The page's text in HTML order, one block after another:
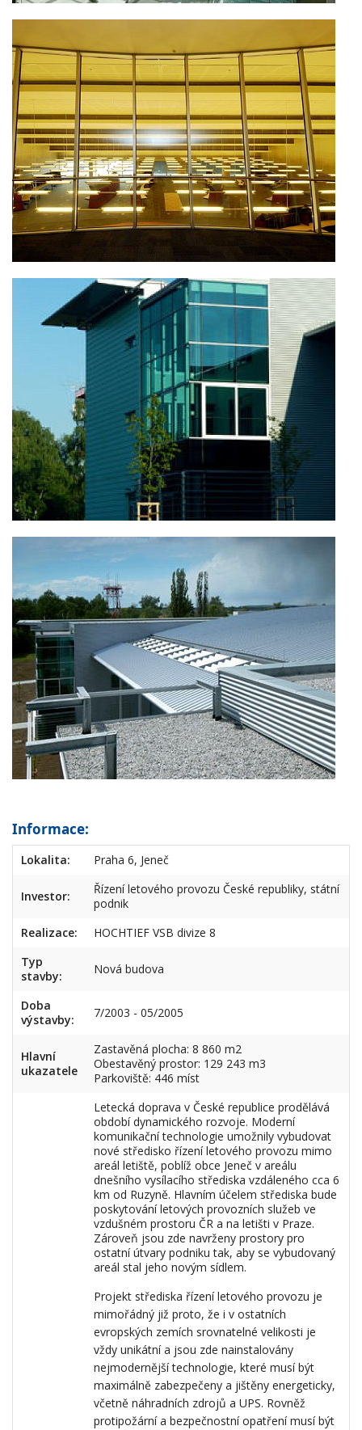
Informace:
Lokalita: Praha 6, Jeneč
Investor:
Řízení letového provozu České republiky, státní
podnik
Realizace:
HOCHTIEF VSB divize 8
Typ
stavby:
Nová budova
Doba
výstavby:
7/2003 - 05/2005
Hlavní
ukazatele
Zastavěná plocha: 8 860 m2
Obestavěný prostor: 129 243 m3
Parkoviště: 446 míst
Letecká doprava v České republice prodělává
období dynamického rozvoje. Moderní
komunikační technologie umožnily vybudovat
nové středisko řízení letového provozu mimo
areál letiště, poblíž obce Jeneč v areálu
dnešního vysílacího střediska vzdáleného cca 6
km od Ruzyně. Hlavním účelem střediska bude
poskytování letových provozních služeb ve
vzdušném prostoru ČR a na letišti v Praze.
Zároveň jsou zde navrženy prostory pro
ostatní útvary podniku tak, aby se vybudovaný
areál stal jeho novým sídlem.
Projekt střediska řízení letového provozu je
mimořádný již proto, že i v ostatních
evropských zemích srovnatelné velikosti je
vždy unikátní a jsou zde nainstalovány
nejmodernější technologie, které musí být
maximálně zabezpečeny a jištěny energeticky,
včetně náhradních zdrojů a UPS. Rovněž
protipožární a bezpečnostní opatření musí být